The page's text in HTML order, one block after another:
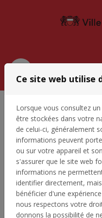
Bienvenue sur
le portail de
Service de la
et archives de la
Ce portail vous permet de
soutien et vos
formulaires en ligne dans
lapage de prestations du
Ce site web utilise
Lorsque vous consultez
être stockées dans votre
de celui-ci, généralement
informations peuvent
ou sur votre appareil et
s'assurer que le site web
informations ne
identifier directement,
bénéficier d'une
nous respectons votre
donnons la possibilité de